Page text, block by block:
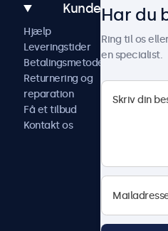
Kundeservice
Hjælp
Leveringstider
Betalingsmetoder
Returnering og
reparation
Få et tilbud
Kontakt os
Har du
Ring til os
en specialist.